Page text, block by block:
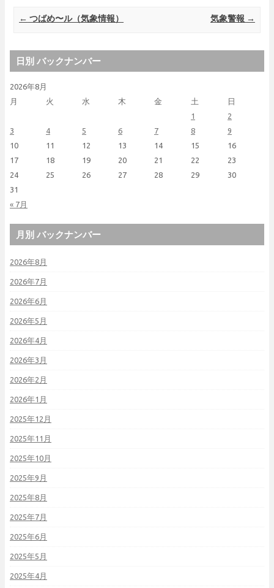
Post navigation
← つばめ〜ル（気象情報） 気象警報 →
日別 バックナンバー
2026年8月
月
火 水 木 金 土 日
« 7月
1
2
3
4 5 6 7 8
9
10
11 12 13 14 15
16
17
18 19 20 21 22
23
24
25 26 27 28 29
30
31
月別 バックナンバー
2026年8月
2026年7月
2026年6月
2026年5月
2026年4月
2026年3月
2026年2月
2026年1月
2025年12月
2025年11月
2025年10月
2025年9月
2025年8月
2025年7月
2025年6月
2025年5月
2025年4月